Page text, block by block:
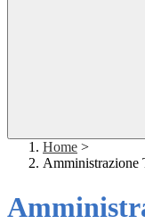
Home >
Amministrazione